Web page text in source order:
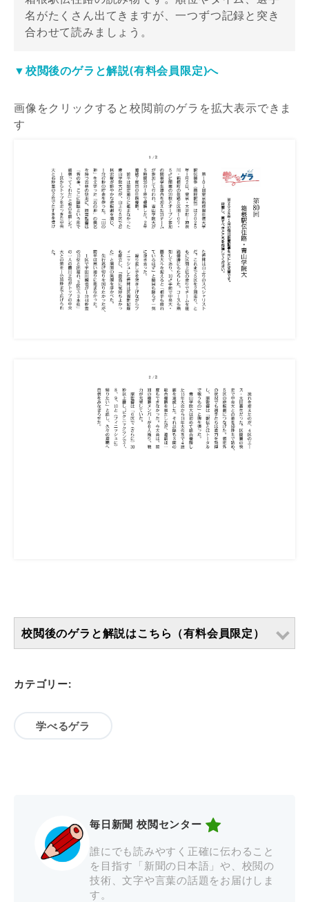
名がたくさん出てきますが、一つずつ記録と突き
合わせて読みましょう。
▼校閲後のゲラと解説(有料会員限定)へ
画像をクリックすると校閲前のゲラを拡大表示できま
す
校閲後のゲラと解説はこちら（有料会員限定）
カテゴリー:
学べるゲラ
毎日新聞 校閲センター
誰にでも読みやすく正確に伝わること
を目指す「新聞の日本語」や、校閲の
技術、文字や言葉の話題をお届けしま
す。